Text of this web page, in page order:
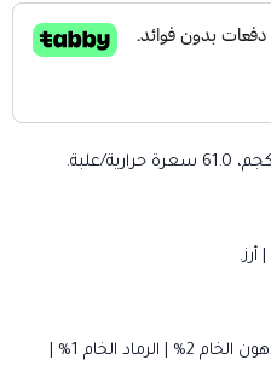
البروتين 15% | الألياف الخام 0.1% | الدهون الخام 2% | الرماد الخام 1% |